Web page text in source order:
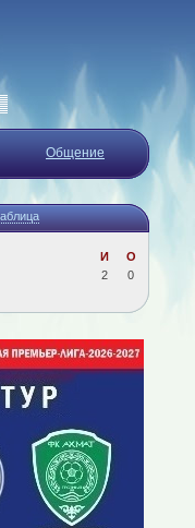
Общение
И
О
2 0